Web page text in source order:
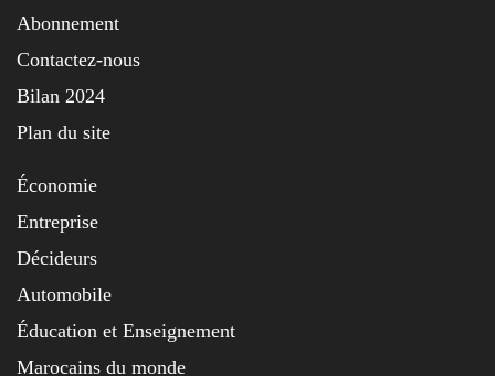
Abonnement
Contactez-nous
Bilan 2024
Plan du site
Économie
Entreprise
Décideurs
Automobile
Éducation et Enseignement
Marocains du monde